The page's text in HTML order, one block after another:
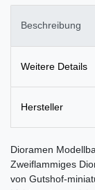
Beschreibung
Weitere Details
Hersteller
Dioramen
Zweiflammiges
von Gutshof-